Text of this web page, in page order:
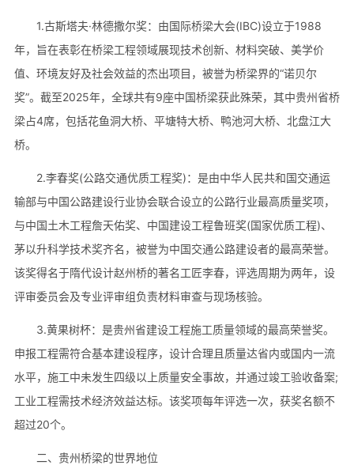
1.古斯塔夫·林德撒尔奖：由国际桥梁大会(IBC)设立于1988
年，旨在表彰在桥梁工程领域展现技术创新、材料突破、美学价
值、环境友好及社会效益的杰出项目，被誉为桥梁界的“诺贝尔
奖”。截至2025年，全球共有9座中国桥梁获此殊荣，其中贵州省桥
梁占4席，包括花鱼洞大桥、平塘特大桥、鸭池河大桥、北盘江大
桥。
2.李春奖(公路交通优质工程奖)：是由中华人民共和国交通运
输部与中国公路建设行业协会联合设立的公路行业最高质量奖项，
与中国土木工程詹天佑奖、中国建设工程鲁班奖(国家优质工程)、
茅以升科学技术奖齐名，被誉为中国交通公路建设者的最高荣誉。
该奖得名于隋代设计赵州桥的著名工匠李春，评选周期为两年，设
评审委员会及专业评审组负责材料审查与现场核验。
3.黄果树杯：是贵州省建设工程施工质量领域的最高荣誉奖。
申报工程需符合基本建设程序，设计合理且质量达省内或国内一流
水平，施工中未发生四级以上质量安全事故，并通过竣工验收备案;
工业工程需技术经济效益达标。该奖项每年评选一次，获奖名额不
超过20个。
二、贵州桥梁的世界地位